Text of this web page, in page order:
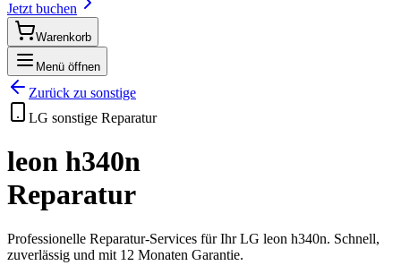
Jetzt buchen
Warenkorb
Menü öffnen
Zurück zu sonstige
LG sonstige Reparatur
leon h340n
Reparatur
Professionelle Reparatur-Services für IhrLG leon h340n. Schnell,
zuverlässig und mit 12 Monaten Garantie.